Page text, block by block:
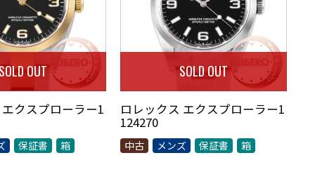
OUT
クスプローラー1
保証書 箱
SOLD OUT
ロレックス エクスプローラー1
124270
中古 メンズ 保証書 箱